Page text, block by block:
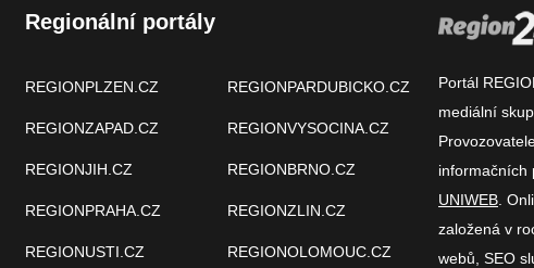
Regionální portály
REGIONPLZEN.CZ
REGIONZAPAD.CZ
REGIONJIH.CZ
REGIONPRAHA.CZ
REGIONUSTI.CZ
REGIONPARDUBICKO.CZ
REGIONVYSOCINA.CZ
REGIONBRNO.CZ
REGIONZLIN.CZ
REGIONOLOMOUC.CZ
Portál
mediální
informačních
UNIWEB .
založená v
webů, SEO